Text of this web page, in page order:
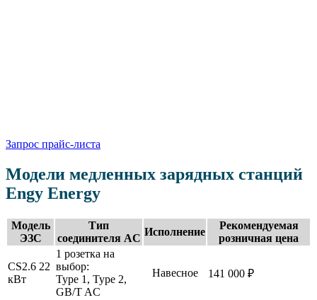
Модели медленных зарядных станций
Engy Energy
Модель
ЭЗС
Тип
соединителя AC
Исполнение
Рекомендуемая
розничная цена
CS2.6 22
кВт
1 розетка на
выбор:
Type 1, Type 2,
GB/T AC
Навесное 141 000 ₽